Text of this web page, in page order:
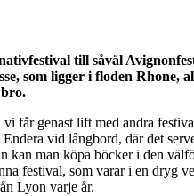
till såväl
som ligger i floden
genast lift med andra
vid långbord, där det
kan man köpa böcker i den
festival, som varar i en
Lyon varje år.